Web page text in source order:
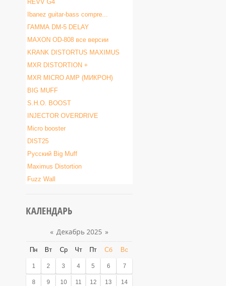
REVV G4
Ibanez guitar-bass compre...
ГАММА DM-5 DELAY
MAXON OD-808 все версии
KRANK DISTORTUS MAXIMUS
MXR DISTORTION +
MXR MICRO AMP (МИКРОН)
BIG MUFF
S.H.O. BOOST
INJECTOR OVERDRIVE
Micro booster
DIST25
Русский Big Muff
Maximus Distortion
Fuzz Wall
КАЛЕНДАРЬ
« Декабрь 2025 »
Пн Вт Ср Чт Пт Сб Вс
1 2 3 4 5 6 7
8 9 10 11 12 13 14